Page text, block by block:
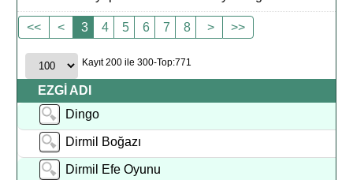
<< < 3 4 5 6 7 8 > >>
Kayıt 200 ile 300-Top:771
EZGİ ADI
Dingo
Dirmil Boğazı
Dirmil Efe Oyunu